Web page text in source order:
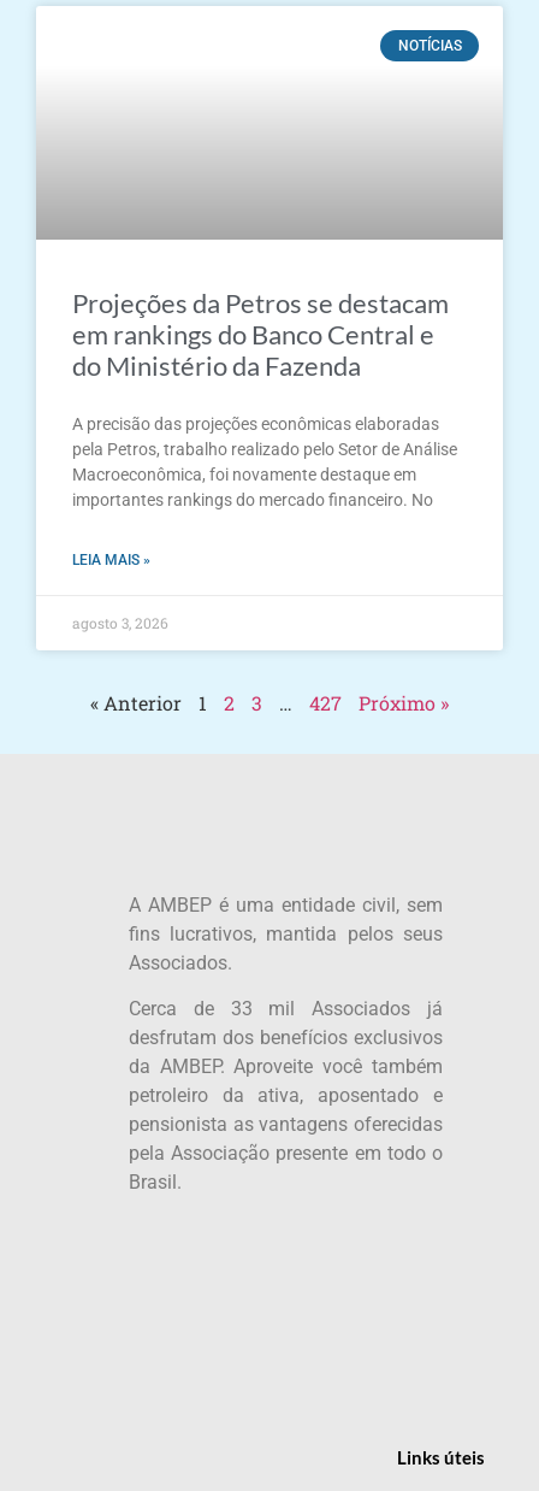
NOTÍCIAS
Projeções da Petros se destacam
em rankings do Banco Central e
do Ministério da Fazenda
A precisão das projeções econômicas elaboradas
pela Petros, trabalho realizado pelo Setor de Análise
Macroeconômica, foi novamente destaque em
importantes rankings do mercado financeiro. No
LEIA MAIS »
agosto 3, 2026
« Anterior 1 2 3 … 427 Próximo »
A AMBEP é uma entidade civil, sem
fins lucrativos, mantida pelos seus
Associados.
Cerca de 33 mil Associados já
desfrutam dos benefícios exclusivos
da AMBEP. Aproveite você também
petroleiro da ativa, aposentado e
pensionista as vantagens oferecidas
pela Associação presente em todo o
Brasil.
Linksúteis